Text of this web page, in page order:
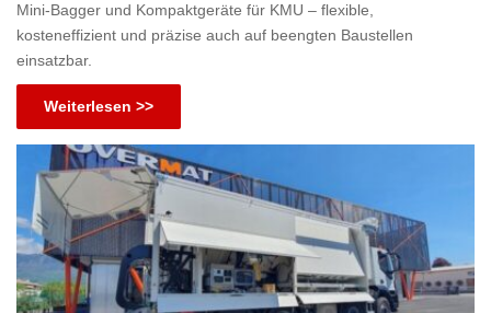
Mini-Bagger und Kompaktgeräte für KMU – flexible,
kosteneffizient und präzise auch auf beengten Baustellen
einsatzbar.
Weiterlesen >>